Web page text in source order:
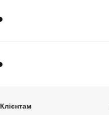
Клієнтам